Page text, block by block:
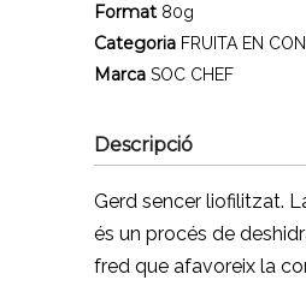
Format 80g
Categoria FRUITA EN
MarcaSOC CHEF
Descripció
Gerd sencer liofilitzat.
és un procés de
fred que afavoreix la